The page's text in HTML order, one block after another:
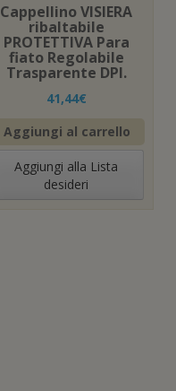
Cappellino VISIERA
ribaltabile
PROTETTIVA Para
fiato Regolabile
Trasparente DPI.
41,44€
Aggiungi al carrello
Aggiungi alla Lista
desideri